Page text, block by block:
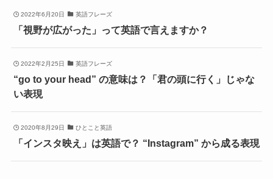
2022年6月20日 英語フレーズ
「視野が広がった」って英語で言えますか？
2022年2月25日 英語フレーズ
“go to your head” の意味は？「君の頭に行く」じゃな
い表現
2020年8月29日 ひとこと英語
「インスタ映え」は英語で？ “Instagram” から成る表現